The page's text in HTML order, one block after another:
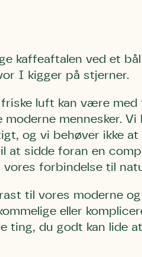
kaffeaftalen ved et
I kigger på stjerner.
luft kan være
mennesker.
og vi behøver ikke at
at sidde foran en
vores forbindelse til
til vores moderne
eller
ting, du godt kan lide
Skriv
Fornavn
Efternavn
Sund Limfjord
Fornavn
Efternavn
Storken
Fornavn
Efternavn